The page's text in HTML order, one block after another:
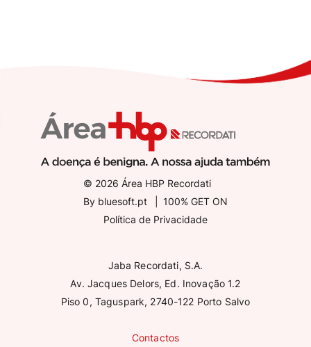
© 2026 Área HBP Recordati
By bluesoft.pt
100% GET ON
Política de Privacidade
Jaba Recordati, S.A.
Av. Jacques Delors, Ed. Inovação 1.2
Piso 0, Taguspark, 2740-122 Porto Salvo
Contactos